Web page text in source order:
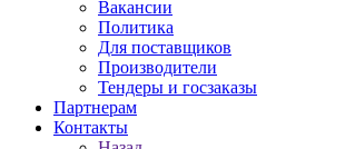
Вакансии
Политика
Для поставщиков
Производители
Тендеры и госзаказы
Партнерам
Контакты